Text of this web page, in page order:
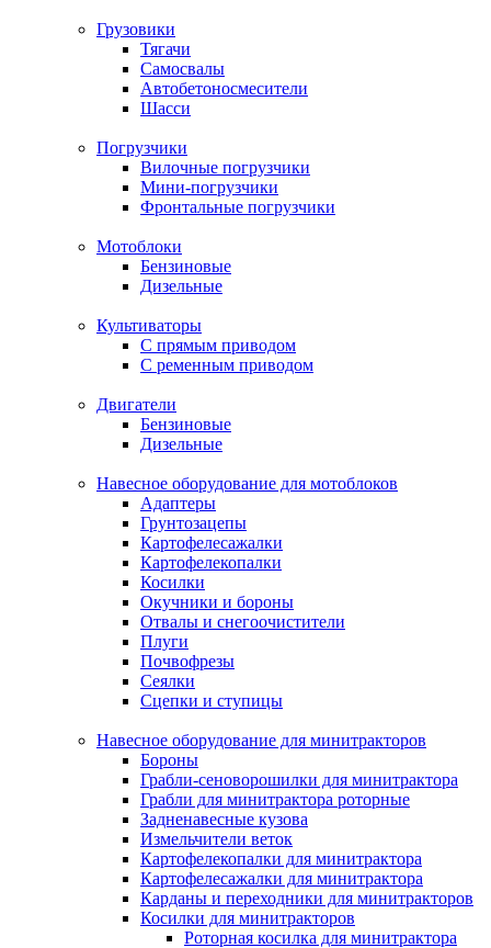
Грузовики
Тягачи
Самосвалы
Автобетоносмесители
Шасси
Погрузчики
Вилочные погрузчики
Мини-погрузчики
Фронтальные погрузчики
Мотоблоки
Бензиновые
Дизельные
Культиваторы
С прямым приводом
С ременным приводом
Двигатели
Бензиновые
Дизельные
Навесное оборудование для мотоблоков
Адаптеры
Грунтозацепы
Картофелесажалки
Картофелекопалки
Косилки
Окучники и бороны
Отвалы и снегоочистители
Плуги
Почвофрезы
Сеялки
Сцепки и ступицы
Навесное оборудование для минитракторов
Бороны
Грабли-сеноворошилки для минитрактора
Грабли для минитрактора роторные
Задненавесные кузова
Измельчители веток
Картофелекопалки для минитрактора
Картофелесажалки для минитрактора
Карданы и переходники для минитракторов
Косилки для минитракторов
Роторная косилка для минитрактора